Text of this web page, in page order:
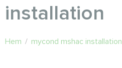
installation
Hem / mycond mshac installation